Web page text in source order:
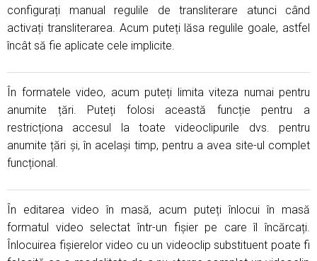
configurați manual regulile de transliterare atunci când
activați transliterarea. Acum puteți lăsa regulile goale, astfel
încât să fie aplicate cele implicite.
În formatele video, acum puteți limita viteza numai pentru
anumite țări. Puteți folosi această funcție pentru a
restricționa accesul la toate videoclipurile dvs. pentru
anumite țări și, în același timp, pentru a avea site-ul complet
funcțional.
În editarea video în masă, acum puteți înlocui în masă
formatul video selectat într-un fișier pe care îl încărcați.
Înlocuirea fișierelor video cu un videoclip substituent poate fi